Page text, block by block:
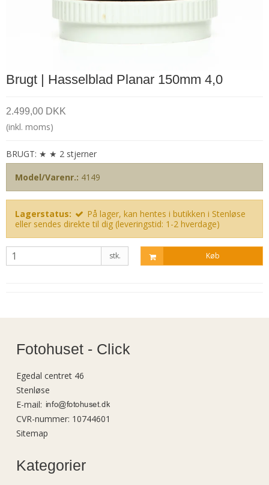
Brugt | Hasselblad Planar 150mm 4,0
2.499,00 DKK
(inkl. moms)
BRUGT: ★ ★ 2 stjerner
Model/Varenr.: 4149
Lagerstatus:
På lager, kan hentes i butikken i Stenløse
eller sendes direkte til dig (leveringstid: 1-2 hverdage)
stk. Køb
Fotohuset - Click
Egedal centret 46
Stenløse
E-mail:
CVR-nummer: 10744601
Sitemap
Kategorier